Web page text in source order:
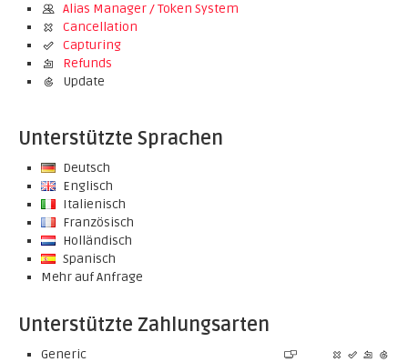
Alias Manager / Token System
Cancellation
Capturing
Refunds
Update
Unterstützte Sprachen
Deutsch
Englisch
Italienisch
Französisch
Holländisch
Spanisch
Mehr auf Anfrage
Unterstützte Zahlungsarten
Generic